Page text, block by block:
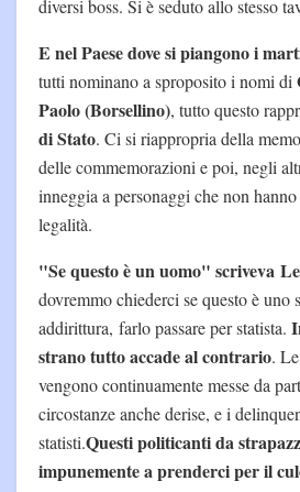
diversi boss. Si è seduto allo stesso
E nel Paese dove si piangono i
tutti nominano a sproposito i nomi di
Paolo (Borsellino), tutto questo
di Stato. Ci si riappropria della
delle commemorazioni e poi, negli
inneggia a personaggi che non
legalità.
"Se questo è un uomo" scriveva
dovremmo chiederci se questo è uno
addirittura, farlo passare per statista.
strano tutto accade al contrario.
vengono continuamente messe da
circostanze anche derise, e i
statisti.Questi politicanti da
impunemente a prenderci per il